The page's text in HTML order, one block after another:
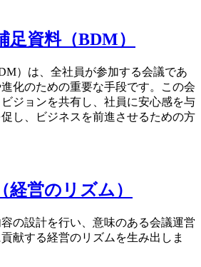
資料（BDM）
）は、全社員が参加する会議であ
化のための重要な手段です。この会
ジョンを共有し、社員に安心感を与
し、ビジネスを前進させるための方
営のリズム）
の設計を行い、意味のある会議運営
献する経営のリズムを生み出しま